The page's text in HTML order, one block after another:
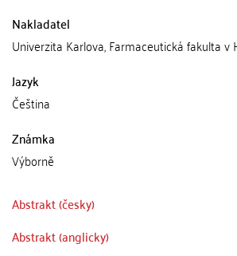
Nakladatel
Univerzita Karlova, Farmaceutická fakulta v
Jazyk
Čeština
Známka
Výborně
Abstrakt (česky)
Abstrakt (anglicky)